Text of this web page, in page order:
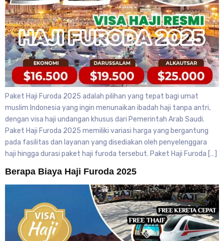
Paket Haji Furoda 2025 adalah pilihan yang tepat bagi umat
muslim Indonesia yang ingin menunaikan ibadah haji tanpa antri,
dengan visa haji undangan khusus dari Pemerintah Arab Saudi.
Paket Haji Furoda 2025 memiliki variasi harga yang bergantung
pada fasilitas dan layanan yang disediakan oleh penyelenggara
haji hingga durasi paket haji furoda tersebut. Paket Haji Furoda […]
Berapa Biaya Haji Furoda 2025